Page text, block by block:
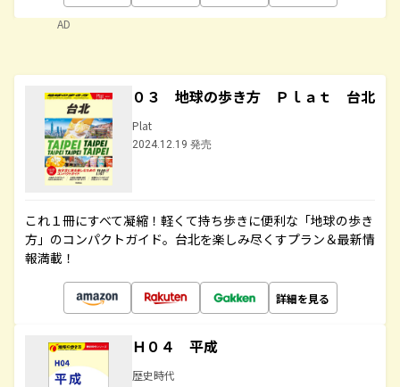
AD
０３ 地球の歩き方 Ｐｌａｔ 台北
Plat
2024.12.19 発売
これ１冊にすべて凝縮！軽くて持ち歩きに便利な「地球の歩き
方」のコンパクトガイド。台北を楽しみ尽くすプラン＆最新情
報満載！
詳細を見る
Ｈ０４ 平成
歴史時代